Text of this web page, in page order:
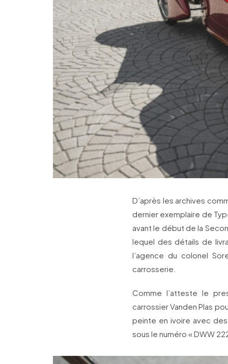
D’après les archives
dernier exemplaire de
avant le début de la
lequel des détails de
l’agence du colonel
carrosserie.
Comme l’atteste le
carrossier Vanden Plas
peinte en ivoire avec
sous le numéro « DWW